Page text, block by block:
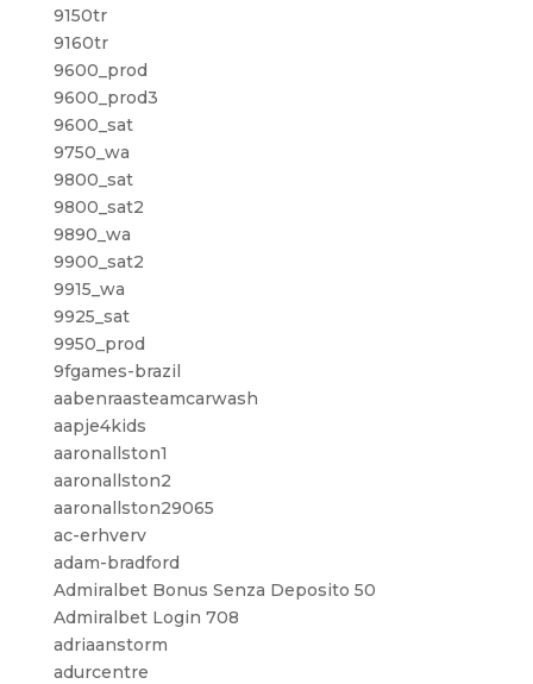
9150tr
9160tr
9600_prod
9600_prod3
9600_sat
9750_wa
9800_sat
9800_sat2
9890_wa
9900_sat2
9915_wa
9925_sat
9950_prod
9fgames-brazil
aabenraasteamcarwash
aapje4kids
aaronallston1
aaronallston2
aaronallston29065
ac-erhverv
adam-bradford
Admiralbet Bonus Senza Deposito 50
Admiralbet Login 708
adriaanstorm
adurcentre